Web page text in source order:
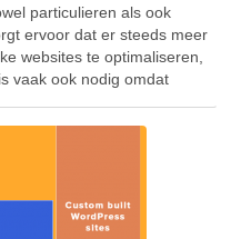
particulieren als ook
ervoor dat er steeds meer
websites te optimaliseren,
vaak ook nodig omdat